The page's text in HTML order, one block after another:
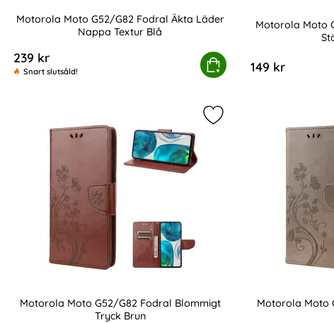
Motorola Moto G52/G82 Fodral Äkta Läder
Nappa Textur Blå
239 kr
Snart slutsåld!
Köp
Motorola Moto G52/G82 Fodral Äkta Läder Nappa
Motorola Moto
149 kr ,
Motorola Moto G52/G82 Fodral Blommigt
Tryck Brun
Markera motorola
Motorola Moto